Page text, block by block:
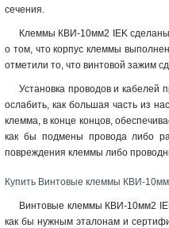
сечения.
Клеммы КВИ-10мм2 IEK сделаны
о том, что корпус клеммы
отметили то, что винтовой зажим
Установка проводов и кабелей
ослабить, как большая часть из
клемма, в конце концов,
как бы подмены провода либо
повреждения клеммы либо
Купить Винтовые клеммы КВИ-
Винтовые клеммы КВИ-10мм2
как бы нужным эталонам и